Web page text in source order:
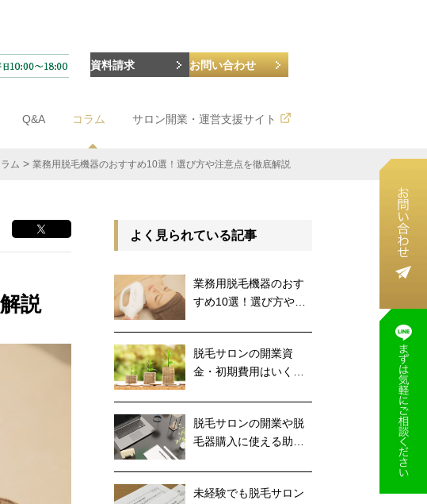
資料請求 お問い合わせ
Q&A コラム サロン開業・運営支援サイト
ム 業務用脱毛機器のおすすめ10選！選び方や注意点を徹底解説
説
よく見られている記事
業務用脱毛機器のおす
すめ10選！選び方や注
脱毛サロンの開業資
金・初期費用はいくら
脱毛サロンの開業や脱
毛器購入に使える助成
未経験でも脱毛サロン